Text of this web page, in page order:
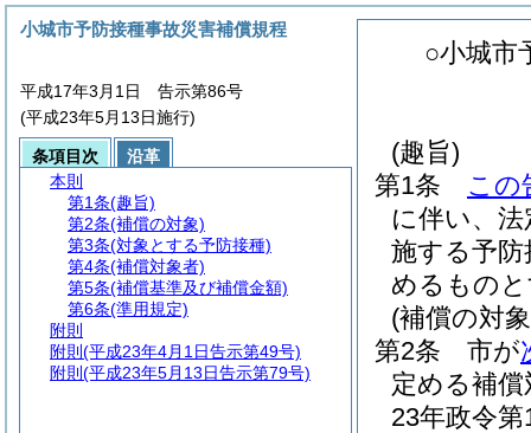
○小城市
(趣旨)
第1条
この
に伴い、
施する予
めるもの
(補償の対
第2条
市が
定める補
23年政令第
小城市予防接種事故災害補償規程
平成17年3月1日 告示第86号
(平成23年5月13日施行)
条項目次
沿革
本則
第1条(趣旨)
第2条(補償の対象)
第3条(対象とする予防接種)
第4条(補償対象者)
第5条(補償基準及び補償金額)
第6条(準用規定)
附則
附則 (平成23年4月1日告示第49号)
附則 (平成23年5月13日告示第79号)